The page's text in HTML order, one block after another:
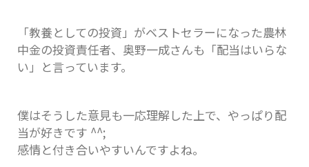
「教養としての投資」がベストセラーになった農林
中金の投資責任者、奥野一成さんも「配当はいらな
い」と言っています。
僕はそうした意見も一応理解した上で、やっぱり配
当が好きです ^^;
感情と付き合いやすいんですよね。